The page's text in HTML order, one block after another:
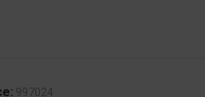
997024